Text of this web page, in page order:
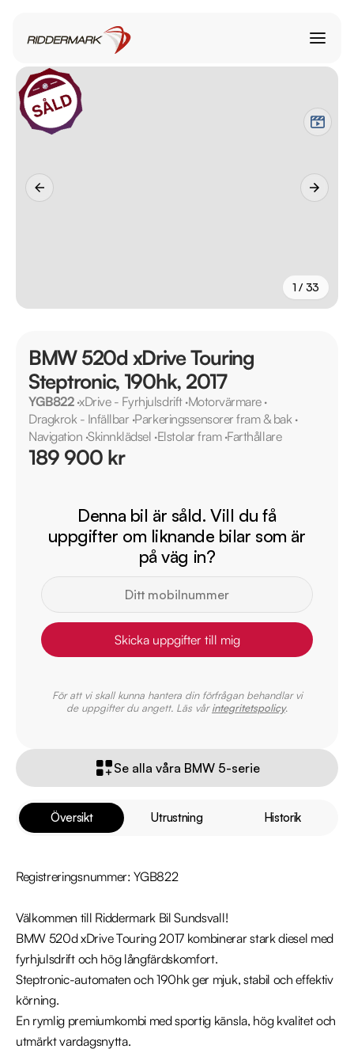
1 / 33
Översikt Utrustning Historik
Registreringsnummer: YGB822
Välkommen till Riddermark Bil Sundsvall!
BMW 520d xDrive Touring 2017 kombinerar stark diesel med
fyrhjulsdrift och hög långfärdskomfort.
Steptronic-automaten och 190hk ger mjuk, stabil och effektiv
körning.
En rymlig premiumkombi med sportig känsla, hög kvalitet och
utmärkt vardagsnytta.
BMW 520d xDrive Touring
Steptronic, 190hk, 2017
YGB822·xDrive - Fyrhjulsdrift·Motorvärmare·
Dragkrok - Infällbar ·Parkeringssensorer fram & bak·
Navigation ·Skinnklädsel ·Elstolar fram·Farthållare
189 900 kr
Denna bil är såld. Vill du få
uppgifter om liknande bilar som är
på väg in?
Skicka uppgifter till mig
För att vi skall kunna hantera din förfrågan behandlar vi
de uppgifter du angett. Läs vårintegritetspolicy.
Se alla våra BMW 5-serie